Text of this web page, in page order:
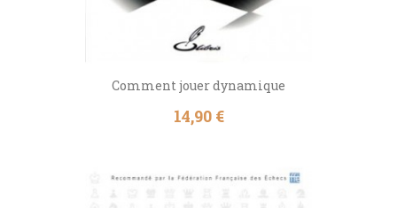
Comment jouer dynamique
Prix
14,90 €